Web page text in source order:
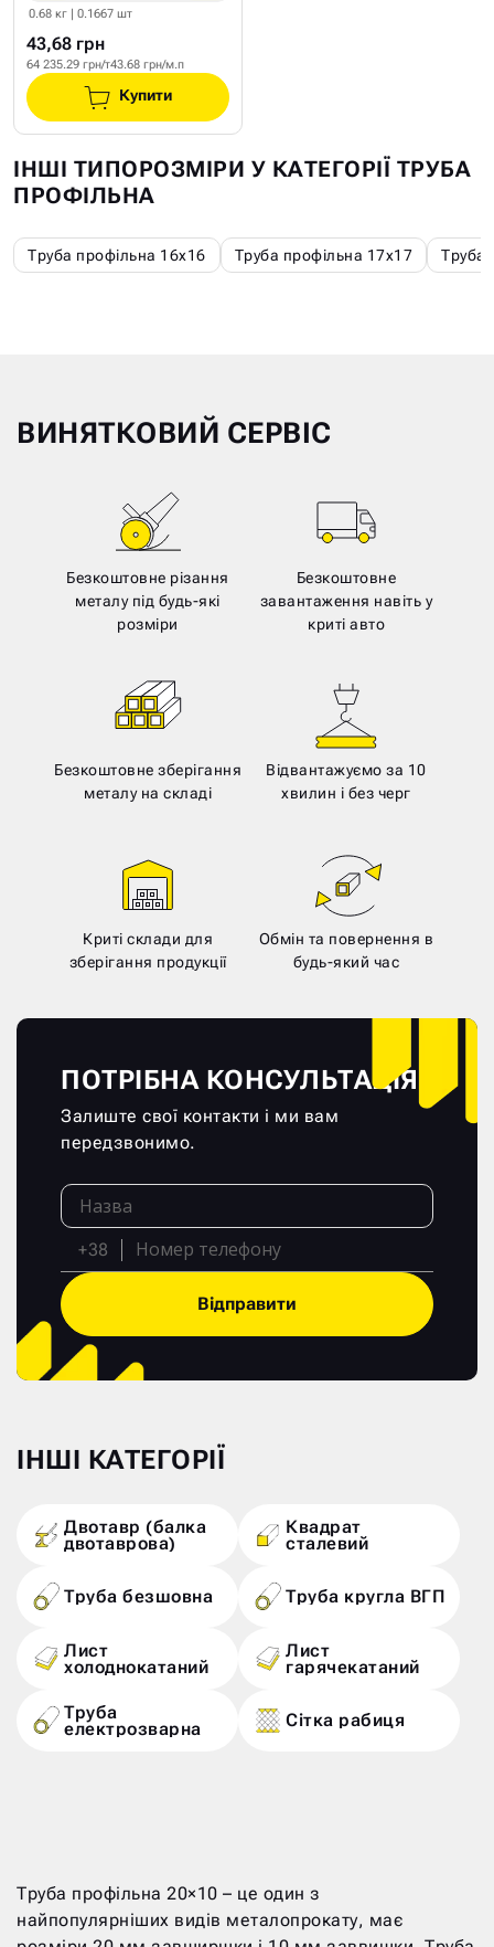
0.68 кг | 0.1667 шт
43,68 грн
64 235.29 грн/т43.68 грн/м.п
Купити
ІНШІ ТИПОРОЗМІРИ У КАТЕГОРІЇ ТРУБА
ПРОФІЛЬНА
Труба профільна 16х16 Труба профільна 17х17 Труба
ВИНЯТКОВИЙ СЕРВІС
Безкоштовне різання
металу під будь-які
розміри
Безкоштовне
завантаження навіть у
криті авто
Безкоштовне зберігання
металу на складі
Відвантажуємо за 10
хвилин і без черг
Криті склади для
зберігання продукції
Обмін та повернення в
будь-який час
ПОТРІБНА КОНСУЛЬТАЦІЯ?
Залиште свої контакти і ми вам
передзвонимо.
+38
Відправити
ІНШІ КАТЕГОРІЇ
Двотавр (балка
двотаврова)
Квадрат
сталевий
Труба безшовна Труба кругла ВГП
Лист
холоднокатаний
Лист
гарячекатаний
Труба
електрозварна Сітка рабиця
Труба профільна 20×10 – це один з
найпопулярніших видів металопрокату, має